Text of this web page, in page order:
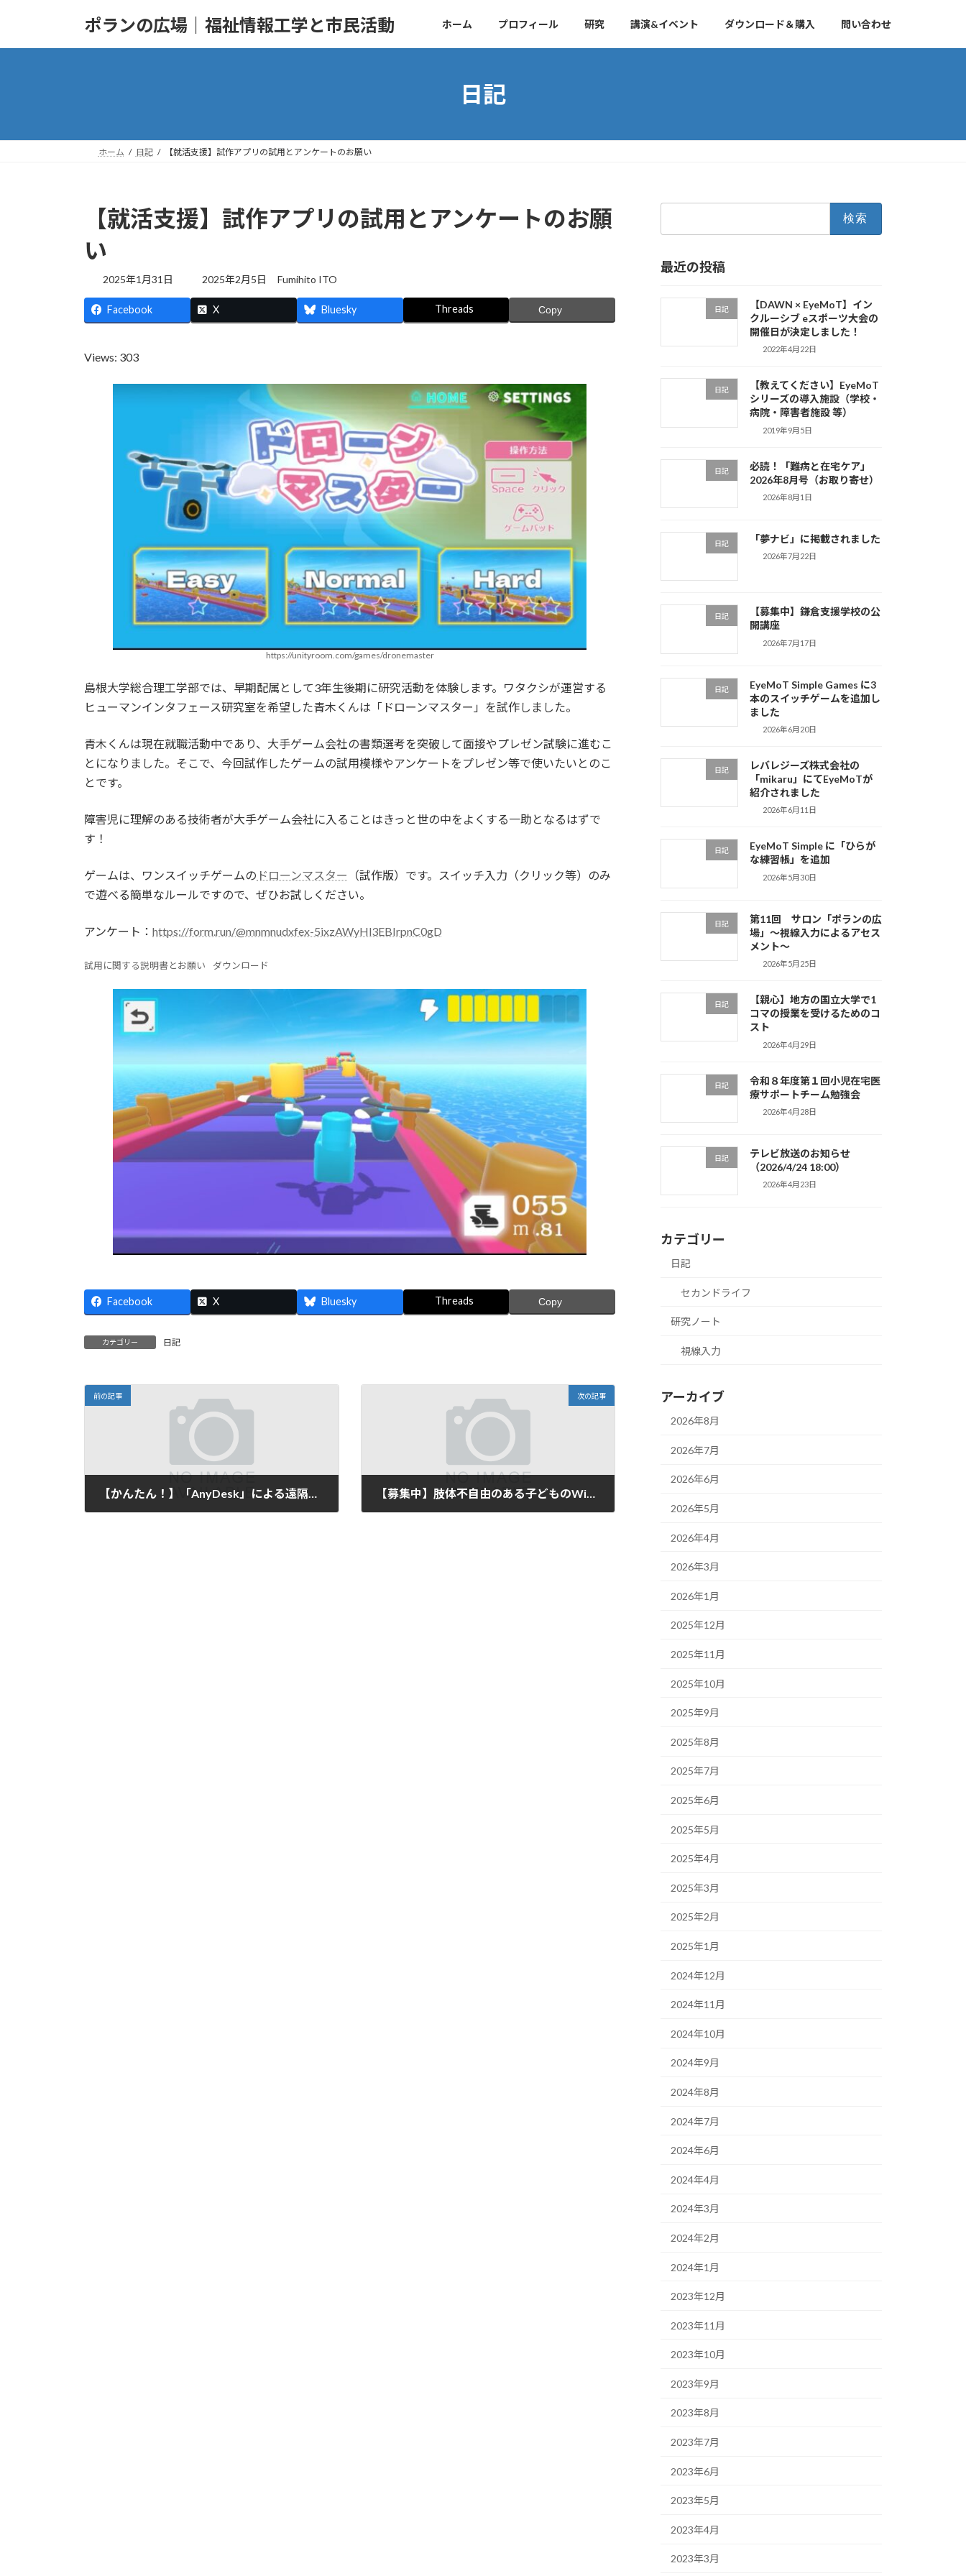
ポランの広場｜福祉情報工学と市民活動 ホーム プロフィール 研究 講演&イベント ダウンロード＆購入 問い合わせ
日記
ホーム 日記 【就活支援】試作アプリの試用とアンケートのお願い
【就活支援】試作アプリの試用とアンケートのお願
い
2025年1月31日
最
更
新
2025年2月5日 Fumihito ITO
Facebook X Bluesky Threads Copy
Views: 303
https://unityroom.com/games/dronemaster
島根大学総合理工学部では、早期配属として3年生後期に研究活動を体験します。ワタクシが運営する
ヒューマンインタフェース研究室を希望した青木くんは「ドローンマスター」を試作しました。
青木くんは現在就職活動中であり、大手ゲーム会社の書類選考を突破して面接やプレゼン試験に進むこ
とになりました。そこで、今回試作したゲームの試用模様やアンケートをプレゼン等で使いたいとのこ
とです。
障害児に理解のある技術者が大手ゲーム会社に入ることはきっと世の中をよくする一助となるはずで
す！
ゲームは、ワンスイッチゲームの ドローンマスター
（試作版）です。スイッチ入力（クリック等）のみ
で遊べる簡単なルールですので、ぜひお試しください。
アンケート： https://form.run/@mnmnudxfex-5ixzAWyHl3EBIrpnC0gD
試用に関する説明書とお願い ダウンロード
Facebook X Bluesky Threads Copy
カテゴリー 日記
前の記事
【かんたん！】「AnyDesk」による遠隔操作支援
次の記事
【募集中】肢体不自由のある子どものWindowsとiPadOS活用講習会（2025年3月）
最近の投稿
日記
【DAWN × EyeMoT】イン
クルーシブ eスポーツ大会の
開催日が決定しました！
2022年4月22日
日記
【教えてください】EyeMoT
シリーズの導入施設（学校・
病院・障害者施設 等）
2019年9月5日
日記
必読！「難病と在宅ケア」
2026年8月号（お取り寄せ）
2026年8月1日
日記 「夢ナビ」に掲載されました
2026年7月22日
日記
【募集中】鎌倉支援学校の公
開講座
2026年7月17日
日記
EyeMoT Simple Games に3
本のスイッチゲームを追加し
ました
2026年6月20日
日記
レバレジーズ株式会社の
「mikaru」にてEyeMoTが
紹介されました
2026年6月11日
日記
EyeMoT Simple に「ひらが
な練習帳」を追加
2026年5月30日
日記
第11回 サロン「ポランの広
場」〜視線入力によるアセス
メント〜
2026年5月25日
日記
【親心】地方の国立大学で1
コマの授業を受けるためのコ
スト
2026年4月29日
日記
令和８年度第１回小児在宅医
療サポートチーム勉強会
2026年4月28日
日記
テレビ放送のお知らせ
（2026/4/24 18:00）
2026年4月23日
カテゴリー
日記
セカンドライフ
研究ノート
視線入力
アーカイブ
2026年8月
2026年7月
2026年6月
2026年5月
2026年4月
2026年3月
2026年1月
2025年12月
2025年11月
2025年10月
2025年9月
2025年8月
2025年7月
2025年6月
2025年5月
2025年4月
2025年3月
2025年2月
2025年1月
2024年12月
2024年11月
2024年10月
2024年9月
2024年8月
2024年7月
2024年6月
2024年4月
2024年3月
2024年2月
2024年1月
2023年12月
2023年11月
2023年10月
2023年9月
2023年8月
2023年7月
2023年6月
2023年5月
2023年4月
2023年3月